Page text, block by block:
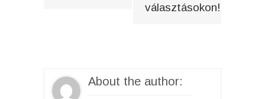
választásokon!
About the author: